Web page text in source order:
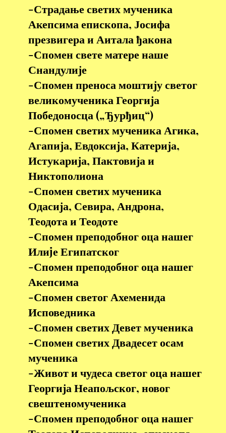
-Страдање светих мученика
Акепсима епископа, Јосифа
презвигера и Аитала ђакона
-Спомен свете матере наше
Снандулије
-Спомен преноса моштију светог
великомученика Георгија
Победоносца („Ђурђиц“)
-Спомен светих мученика Агика,
Агапија, Евдоксија, Катерија,
Истукарија, Пактовија и
Никтополиона
-Спомен светих мученика
Одасија, Севира, Андрона,
Теодота и Теодоте
-Спомен преподобног оца нашег
Илиjе Египатског
-Спомен преподобног оца нашег
Акепсима
-Спомен светог Ахеменида
Исповедника
-Спомен светих Девет мученика
-Спомен светих Двадесет осам
мученика
-Живот и чудеса светог оца нашег
Георгија Неапољског, новог
свештеномученика
-Спомен преподобног оца нашег